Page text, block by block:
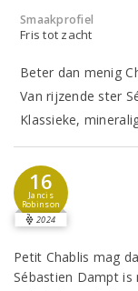
Smaakprofiel
Fris tot zacht
Beter dan menig
Van rijzende ster
Klassieke,
16
Jancis
Robinson
2024
Petit Chablis mag
Sébastien Dampt is